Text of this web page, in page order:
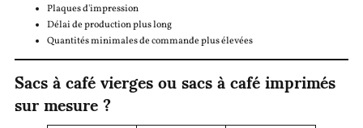
Plaques d'impression
Délai de production plus long
Quantités minimales de commande plus élevées
Sacs à café vierges ou sacs à café imprimés
sur mesure ?